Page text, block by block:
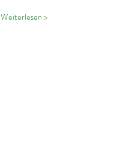
Weiterlesen >